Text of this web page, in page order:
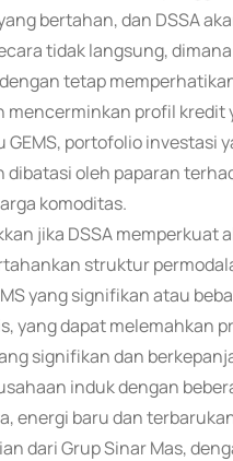
bertahan, dan DSSA
tidak langsung,
tetap
profil kredit
GEMS, portofolio
dibatasi oleh paparan
komoditas.
jika DSSA
struktur
yang signifikan atau
yang dapat melemahkan
signifikan dan
induk dengan
energi baru dan
dari Grup Sinar Mas,